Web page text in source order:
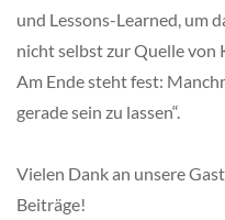
und Lessons-Learned, um
nicht selbst zur Quelle von
Am Ende steht fest:
gerade sein zu lassen“.
Vielen Dank an unsere
Beiträge!